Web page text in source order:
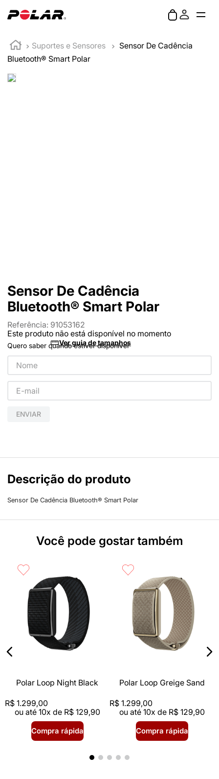
Suportes e Sensores
Sensor De Cadência
Bluetooth® Smart Polar
Sensor De Cadência
Bluetooth® Smart Polar
Referência: 91053162
Ver guia de tamanhos
Este produto não está disponível no momento
Quero saber quando estiver disponível
ENVIAR
Descrição do produto
Sensor De Cadência Bluetooth® Smart Polar
Você pode gostar também
Polar Loop Night Black
R$ 1.299,00
ou até 10x de R$ 129,90
Compra rápida
Polar Loop Greige Sand
R$ 1.299,00
ou até 10x de R$ 129,90
Compra rápida